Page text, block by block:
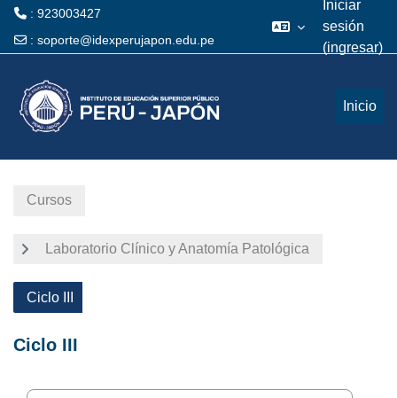
: 923003427
: soporte@idexperujapon.edu.pe
Iniciar
sesión
(ingresar)
Inicio
Cursos
Laboratorio Clínico y Anatomía Patológica
Ciclo III
Ciclo III